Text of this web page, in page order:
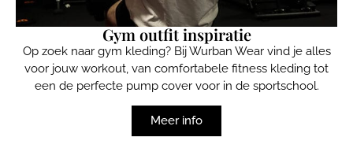
Gym outfit inspiratie
Op zoek naar gym kleding? Bij Wurban Wear vind je alles
voor jouw workout, van comfortabele fitness kleding tot
een de perfecte pump cover voor in de sportschool.
Meer info